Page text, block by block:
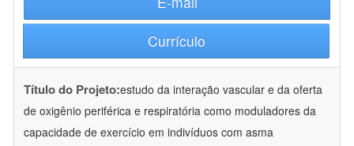
Currículo
Título do Projeto:estudo da interação vascular e da oferta
de oxigênio periférica e respiratória como moduladores da
capacidade de exercício em indivíduos com asma